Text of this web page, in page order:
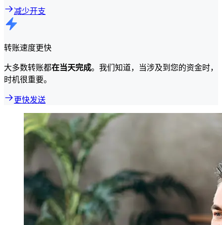
减少开支
转账速度更快
大多数转账都在当天完成。我们知道，当涉及到您的资金时，
时机很重要。
更快发送